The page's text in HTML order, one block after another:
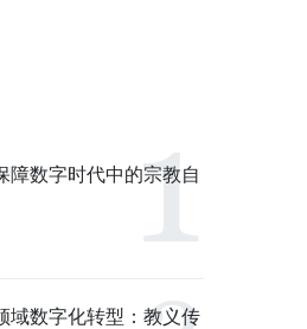
障数字时代中的宗教自
域数字化转型：教义传